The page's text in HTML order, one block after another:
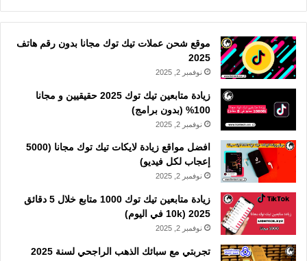
موقع شحن عملات تيك توك مجانا بدون رقم هاتف
2025
نوفمبر 2, 2025
زيادة متابعين تيك توك 2025 حقيقيين و مجانا
100% (بدون برامج)
نوفمبر 2, 2025
افضل مواقع زيادة لايكات تيك توك مجانا (5000
إعجاب لكل فيديو)
نوفمبر 2, 2025
زيادة متابعين تيك توك 1000 متابع خلال 5 دقائق
2025 (10k في اليوم)
نوفمبر 2, 2025
تجربتي مع سبائك الذهب الراجحي لسنة 2025